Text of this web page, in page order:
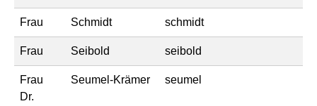
Frau Schmidt schmidt
Frau Seibold seibold
Frau
Dr.
Seumel-Krämer seumel